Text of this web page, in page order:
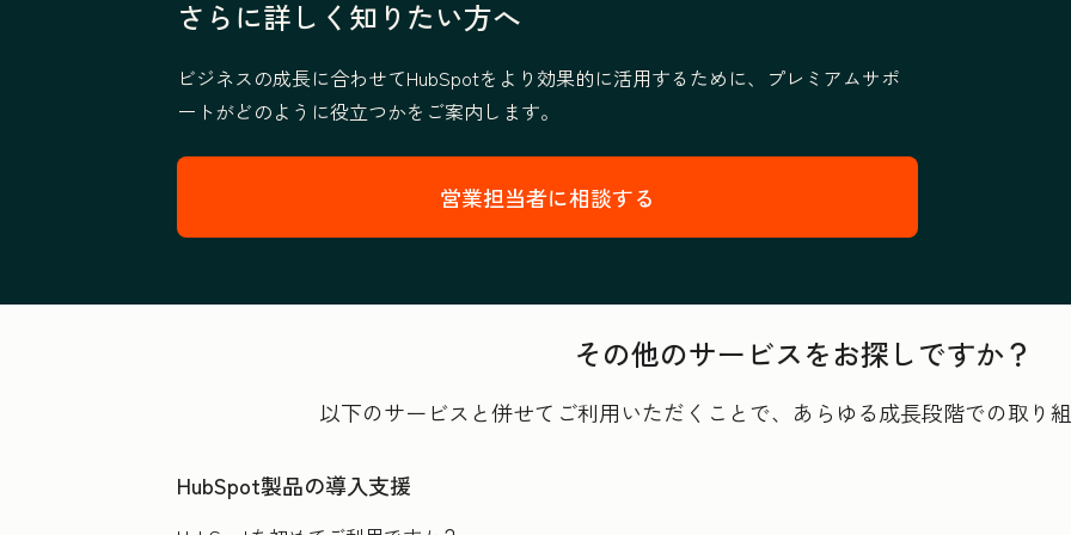
さらに詳しく知りたい方へ
ビジネスの成長に合わせてHubSpotをより効果的に活用するために、プレミアムサポ
ートがどのように役立つかをご案内します。
営業担当者に相談する
その他のサービスをお探しですか？
以下のサービスと併せてご利用いただくことで、あらゆる成長段階での取り
HubSpot製品の導入支援